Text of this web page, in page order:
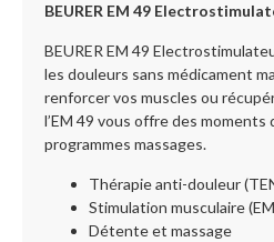
BEURER EM 49
BEURER EM 49
les douleurs sans médicament
renforcer vos muscles ou
l’EM 49 vous offre des
programmes massages.
Thérapie anti-douleur
Stimulation musculaire
Détente et massage